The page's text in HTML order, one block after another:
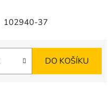
102940-37
DO KOŠÍKU